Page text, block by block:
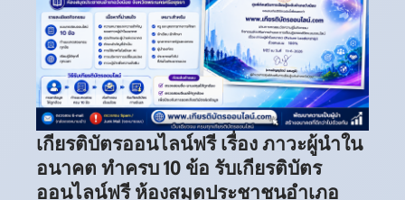
เกียรติบัตรออนไลน์ฟรี เรื่อง ภาวะผู้นำใน
อนาคต ทำครบ 10 ข้อ รับเกียรติบัตร
ออนไลน์ฟรี ห้องสมุดประชาชนอำเภอ